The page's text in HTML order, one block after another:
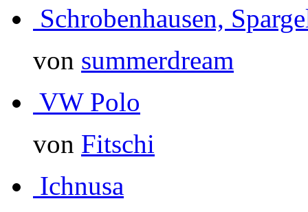
Schrobenhausen,
von summerdream
VW Polo
von Fitschi
Ichnusa